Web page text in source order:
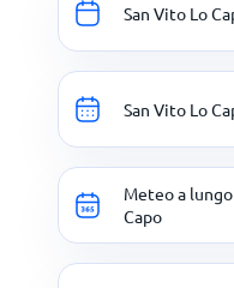
San Vito Lo
San Vito Lo
Meteo a
Capo